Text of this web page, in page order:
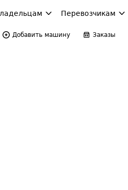
Перевозчикам
Добавить машину Заказы